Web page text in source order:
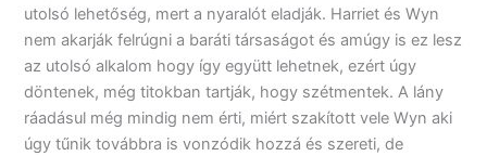
utolsó lehetőség, mert a nyaralót eladják. Harriet és Wyn
nem akarják felrúgni a baráti társaságot és amúgy is ez lesz
az utolsó alkalom hogy így együtt lehetnek, ezért úgy
döntenek, még titokban tartják, hogy szétmentek. A lány
ráadásul még mindig nem érti, miért szakított vele Wyn aki
úgy tűnik továbbra is vonzódik hozzá és szereti, de